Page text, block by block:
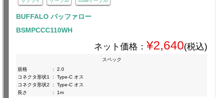
BUFFALO バッファロー
BSMPCCC110WH
ネット価格： ¥2,640(税込)
スペック
規格
:
2.0
コネクタ形状1
:
Type-C オス
コネクタ形状2
:
Type-C オス
長さ
: 1m